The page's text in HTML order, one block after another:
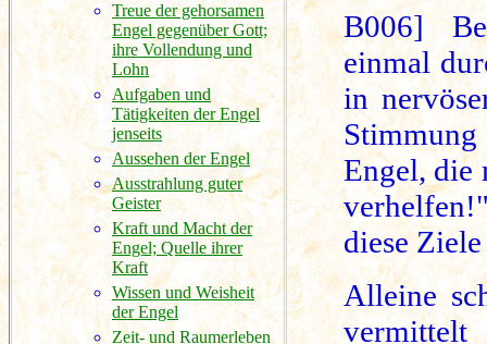
Treue der gehorsamen
Engel gegenüber Gott;
ihre Vollendung und
Lohn
Aufgaben und
Tätigkeiten der Engel
jenseits
Aussehen der Engel
Ausstrahlung guter
Geister
Kraft und Macht der
Engel; Quelle ihrer
Kraft
Wissen und Weisheit
der Engel
Zeit- und Raumerleben
B006]
einmal
in
Engel, die
diese
Alleine